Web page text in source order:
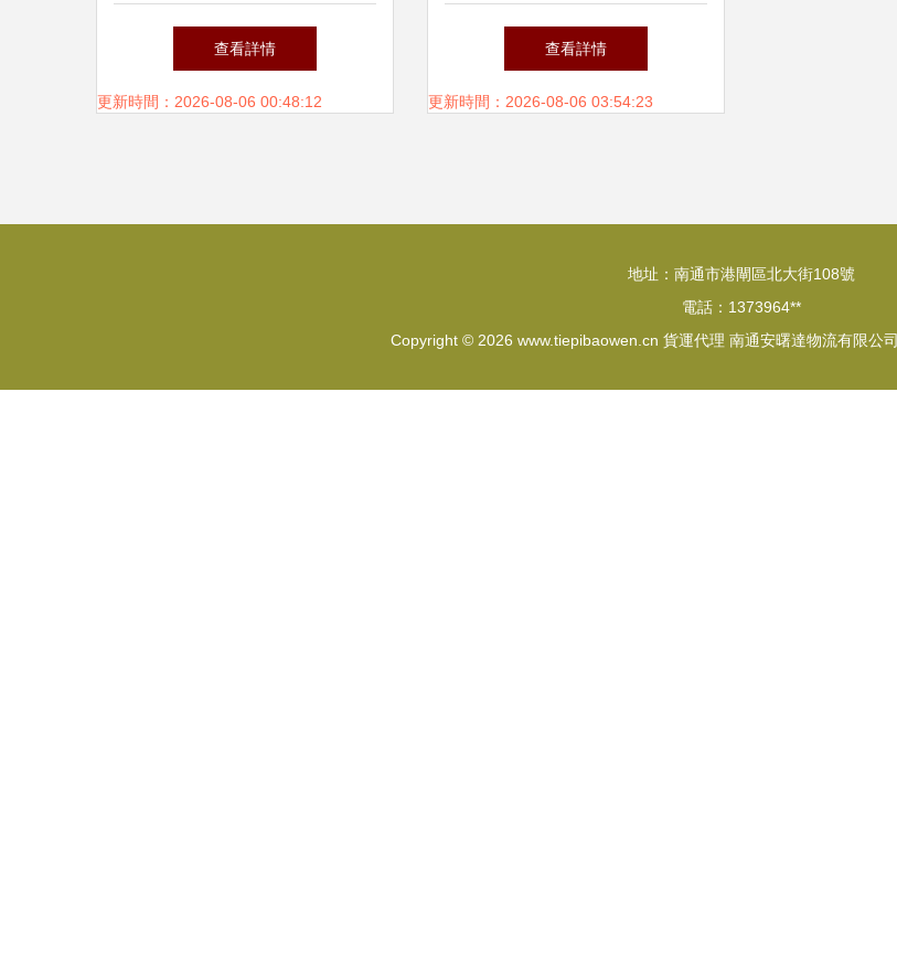
運服務一站式指南
查看詳情
更新時間：2026-08-06 00:48:12
為何廣東華澳值得信賴
查看詳情
更新時間：2026-08-06 03:54:23
地址：南通市港閘區北大街108號
電話：1373964**
Copyright © 2026 www.tiepibaowen.cn 貨運代理 南通安曙達物流有限公司